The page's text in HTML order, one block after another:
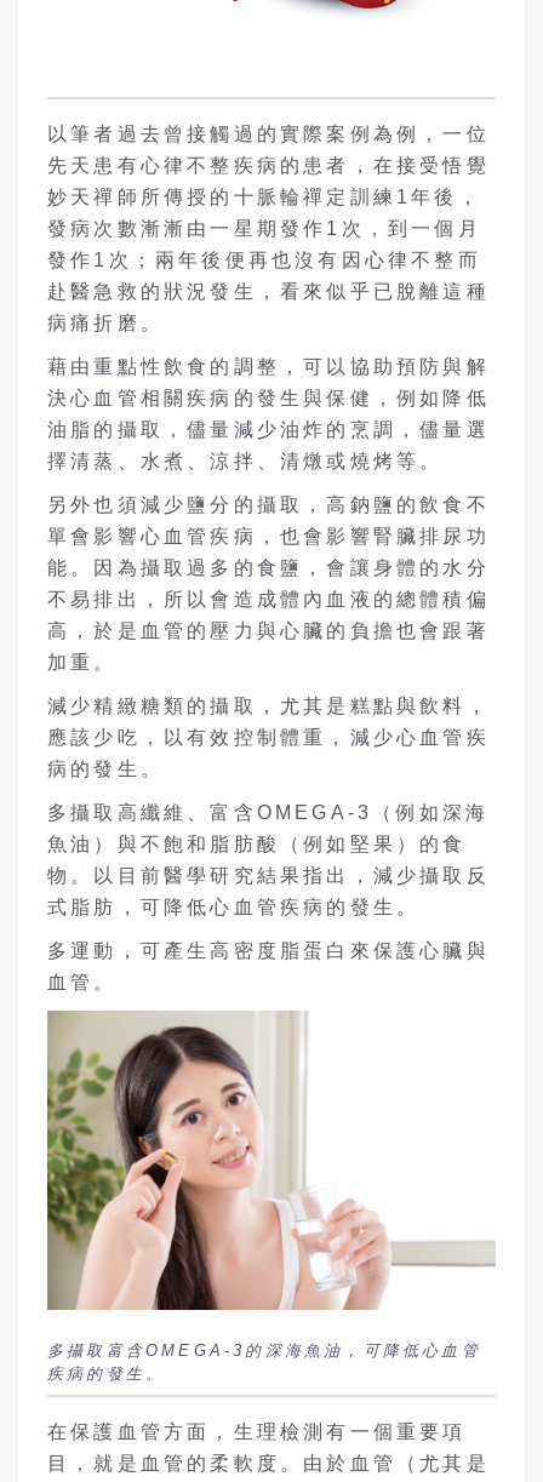
以筆者過去曾接觸過的實際案例為例，一位
先天患有心律不整疾病的患者，在接受悟覺
妙天禪師所傳授的十脈輪禪定訓練1年後，
發病次數漸漸由一星期發作1次，到一個月
發作1次；兩年後便再也沒有因心律不整而
赴醫急救的狀況發生，看來似乎已脫離這種
病痛折磨。
藉由重點性飲食的調整，可以協助預防與解
決心血管相關疾病的發生與保健，例如降低
油脂的攝取，儘量減少油炸的烹調，儘量選
擇清蒸、水煮、涼拌、清燉或燒烤等。
另外也須減少鹽分的攝取，高鈉鹽的飲食不
單會影響心血管疾病，也會影響腎臟排尿功
能。因為攝取過多的食鹽，會讓身體的水分
不易排出，所以會造成體內血液的總體積偏
高，於是血管的壓力與心臟的負擔也會跟著
加重。
減少精緻糖類的攝取，尤其是糕點與飲料，
應該少吃，以有效控制體重，減少心血管疾
病的發生。
多攝取高纖維、富含OMEGA-3（例如深海
魚油）與不飽和脂肪酸（例如堅果）的食
物。以目前醫學研究結果指出，減少攝取反
式脂肪，可降低心血管疾病的發生。
多運動，可產生高密度脂蛋白來保護心臟與
血管。
多攝取富含OMEGA-3的深海魚油，可降低心血管
疾病的發生。
在保護血管方面，生理檢測有一個重要項
目，就是血管的柔軟度。由於血管（尤其是